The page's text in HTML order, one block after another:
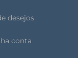
desejos
conta